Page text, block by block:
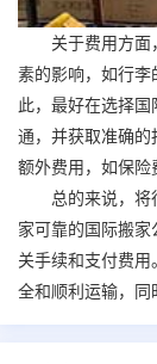
关于费用方面，
素的影响，如行李
此，最好在选择国
通，并获取准确的
额外费用，如保险
总的来说，将行
家可靠的国际搬家
关手续和支付费
全和顺利运输，同